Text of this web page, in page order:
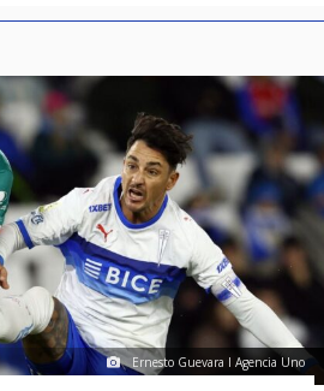
Ernesto Guevara I Agencia Uno